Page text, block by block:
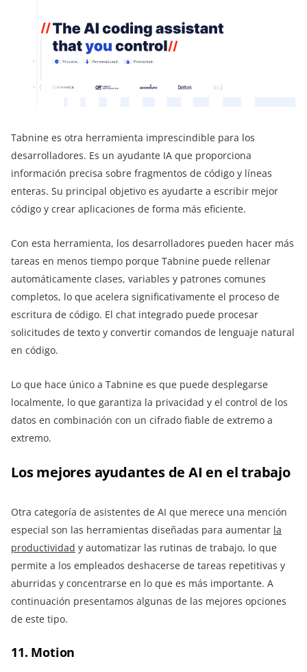
Tabnine es otra herramienta imprescindible para los
desarrolladores. Es un ayudante IA que proporciona
información precisa sobre fragmentos de código y líneas
enteras. Su principal objetivo es ayudarte a escribir mejor
código y crear aplicaciones de forma más eficiente.
Con esta herramienta, los desarrolladores pueden hacer más
tareas en menos tiempo porque Tabnine puede rellenar
automáticamente clases, variables y patrones comunes
completos, lo que acelera significativamente el proceso de
escritura de código. El chat integrado puede procesar
solicitudes de texto y convertir comandos de lenguaje natural
en código.
Lo que hace único a Tabnine es que puede desplegarse
localmente, lo que garantiza la privacidad y el control de los
datos en combinación con un cifrado fiable de extremo a
extremo.
Los mejores ayudantes de AI en el trabajo
Otra categoría de asistentes de AI que merece una mención
especial son las herramientas diseñadas para aumentar la
productividad y automatizar las rutinas de trabajo, lo que
permite a los empleados deshacerse de tareas repetitivas y
aburridas y concentrarse en lo que es más importante. A
continuación presentamos algunas de las mejores opciones
de este tipo.
11. Motion